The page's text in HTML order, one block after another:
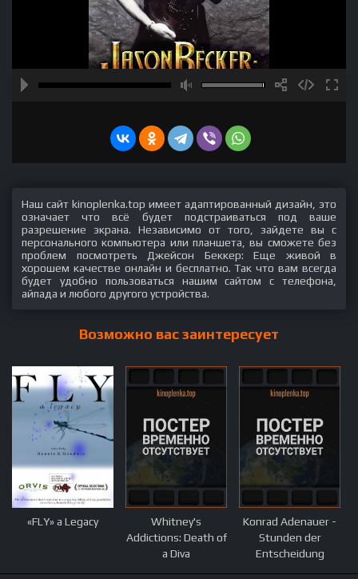
Наш сайт kinoplenka.top имеет адаптированный дизайн, это
означает что всё будет подстраиваться под ваше
разрешение экрана. Независимо от того, зайдете вы с
персонального компьютера или планшета, вы сможете без
проблем посмотреть Джейсон Беккер: Еще живой в
хорошем качестве онлайн и бесплатно. Так что вам всегда
будет удобно пользоваться нашим сайтом с телефона,
айпада и любого другого устройства.
Возможно вас заинтересует
«FLY» a Legacy
Whitney's
Addictions: Death of
a Diva
Konrad Adenauer -
Stunden der
Entscheidung